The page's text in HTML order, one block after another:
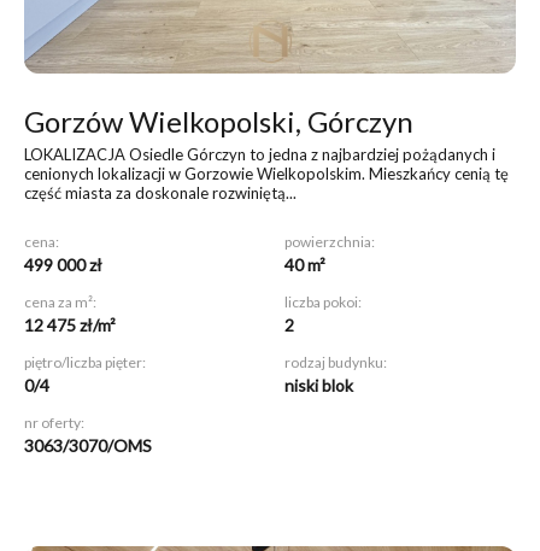
Gorzów Wielkopolski, Górczyn
LOKALIZACJA Osiedle Górczyn to jedna z najbardziej pożądanych i
cenionych lokalizacji w Gorzowie Wielkopolskim. Mieszkańcy cenią tę
część miasta za doskonale rozwiniętą...
cena:
499 000 zł
powierzchnia:
40 m²
cena za m²:
12 475 zł/m²
liczba pokoi:
2
piętro/liczba pięter:
0/4
rodzaj budynku:
niski blok
nr oferty:
3063/3070/OMS